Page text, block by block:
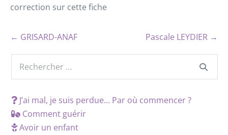
correction sur cette fiche
← GRISARD-ANAF Pascale LEYDIER →
J’ai mal, je suis perdue… Par où commencer ?
Comment guérir
Avoir un enfant